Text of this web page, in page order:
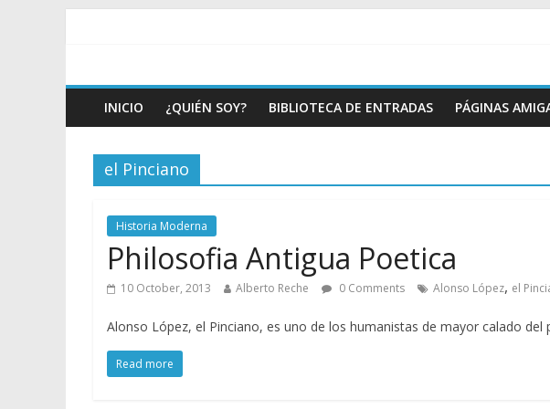
INICIO ¿QUIÉN SOY? BIBLIOTECA DE ENTRADAS PÁGINAS
el Pinciano
Historia Moderna
Philosofia Antigua Poetica
10 October, 2013 Alberto Reche 0 Comments Alonso López, el
Alonso López, el Pinciano, es uno de los humanistas de mayor calado del
Read more